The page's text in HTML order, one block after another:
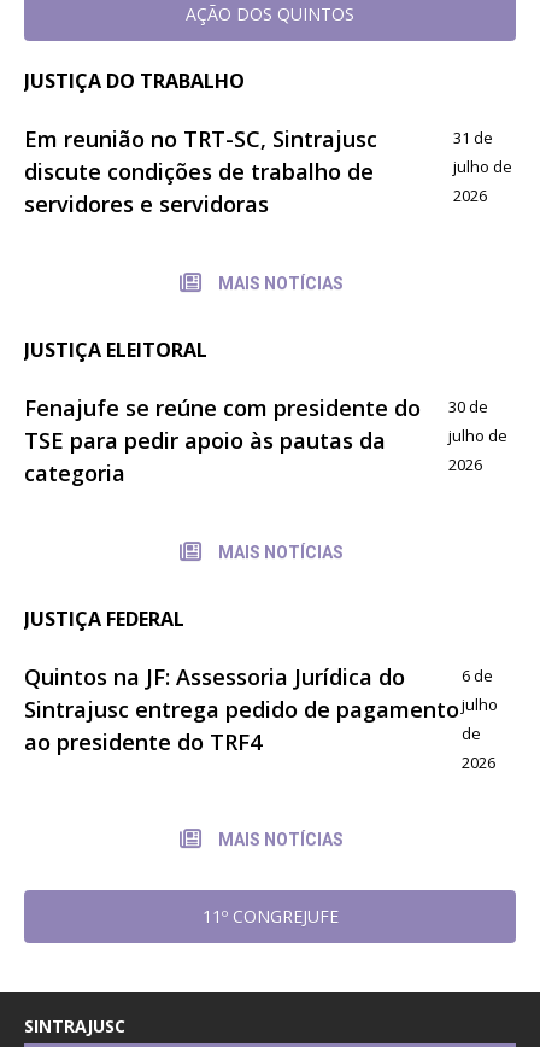
AÇÃO DOS QUINTOS
JUSTIÇA DO TRABALHO
Em reunião no TRT-SC, Sintrajusc
discute condições de trabalho de
servidores e servidoras
31 de
julho de
2026
MAIS NOTÍCIAS
JUSTIÇA ELEITORAL
Fenajufe se reúne com presidente do
TSE para pedir apoio às pautas da
categoria
30 de
julho de
2026
MAIS NOTÍCIAS
JUSTIÇA FEDERAL
Quintos na JF: Assessoria Jurídica do
Sintrajusc entrega pedido de pagamento
ao presidente do TRF4
6 de
julho
de
2026
MAIS NOTÍCIAS
11º CONGREJUFE
SINTRAJUSC